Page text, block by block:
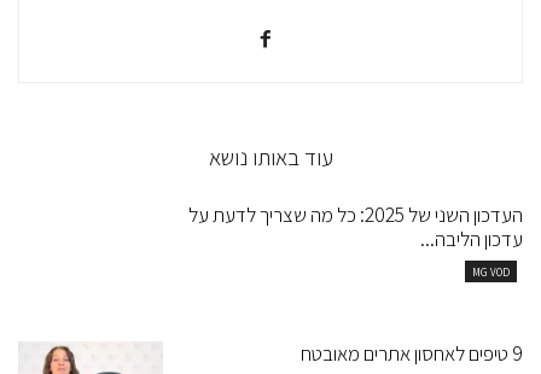
עוד באותו נושא
העדכון השני של 2025: כל מה שצריך לדעת על
עדכון הליבה...
MG VOD
9 טיפים לאחסון אתרים מאובטח